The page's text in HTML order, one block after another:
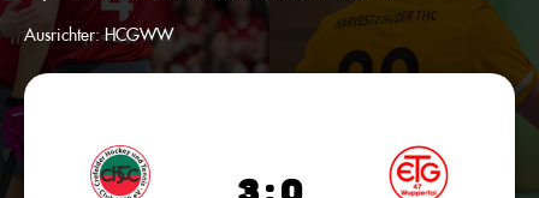
Ausrichter:HCGWW